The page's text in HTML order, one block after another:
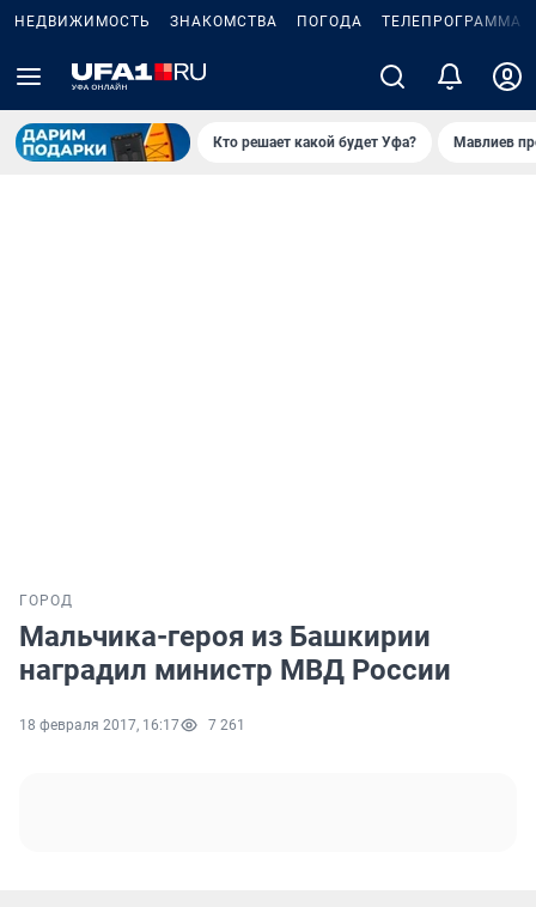
НЕДВИЖИМОСТЬ ЗНАКОМСТВА ПОГОДА ТЕЛЕПРОГРАММА
Кто решает какой будет Уфа? Мавлиев
ГОРОД
Мальчика-героя из Башкирии
наградил министр МВД России
18 февраля 2017, 16:17 7 261